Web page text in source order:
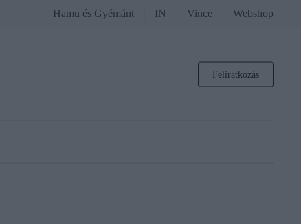
Hamu és Gyémánt IN Vince Webshop
Feliratkozás